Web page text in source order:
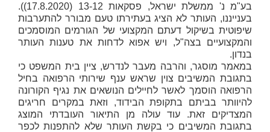
בע"מ נ' ממשלת ישראל
, פסקאות 13-12 (17.8.2020)).
בענייננו, העותר לא הציג בעתירתו טעם מבורר להתערבות
שיפוטית בשיקול דעתם המקצועי של הגורמים המוסמכים
והמקצועיים בצה"ל, ויש אפוא לדחות את טענות העותר
בנדון.
במאמר מוסגר, והרבה מעבר לנדרש, ציין בית המשפט כי
בתגובת המשיבים צוין שראש ענף שירותי הרפואה בחיל
הרפואה הוסמך לאשר לחיילים הנושאים את נגיף הקורונה
להיוותר בביתם בתקופת הבידוד, וזאת במקרים חריגים
המצדיקים זאת. עוד עולה מן התיאור העובדתי המוצג
בתגובת המשיבים כי בקשת העותר שלא להתפנות לכפר